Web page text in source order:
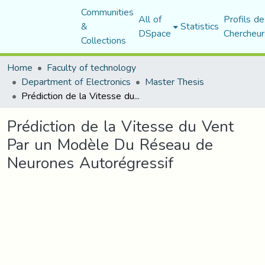
Communities
&
Collections
All of
DSpace Statistics Profils
Home
Faculty of technology
Department of Electronics Master Thesis
Prédiction de la Vitesse du Vent Par un Modèle Du Réseau de Neurones Autorégressif
Prédiction de la Vitesse du Vent
Par un Modèle Du Réseau de
Neurones Autorégressif